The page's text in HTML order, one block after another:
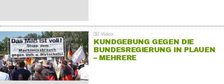
KUNDGEBUNG GEGEN DIE
BUNDESREGIERUNG IN PLAUEN
– MEHRERE